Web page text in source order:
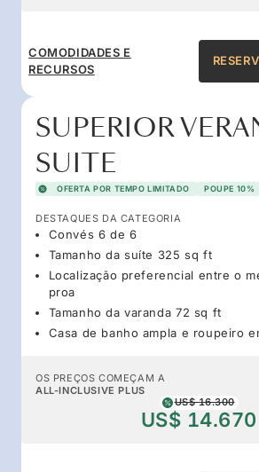
COMODIDADES E
RECURSOS
SUPERIOR
SUITE
OFERTA POR TEMPO LIMITADO POUPE 10%
DESTAQUES DA CATEGORIA
Convés 6 de 6
Tamanho da suíte 325 sq ft
Localização preferencial entre o
proa
Tamanho da varanda 72 sq ft
Casa de banho ampla e roupeiro
OS PREÇOS COMEÇAM A
ALL-INCLUSIVE PLUS
US$ 16.300
US$ 14.670